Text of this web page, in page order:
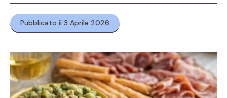
Pubblicato il 3 Aprile 2026